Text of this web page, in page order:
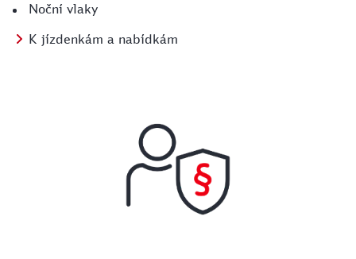
Noční vlaky
K jízdenkám a nabídkám